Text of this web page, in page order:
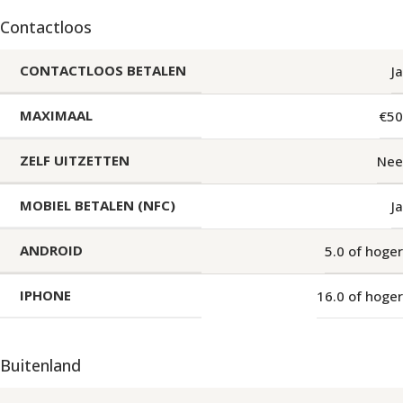
Contactloos
CONTACTLOOS BETALEN Ja
MAXIMAAL €50
ZELF UITZETTEN Nee
MOBIEL BETALEN (NFC) Ja
ANDROID 5.0 of hoger
IPHONE 16.0 of hoger
Buitenland